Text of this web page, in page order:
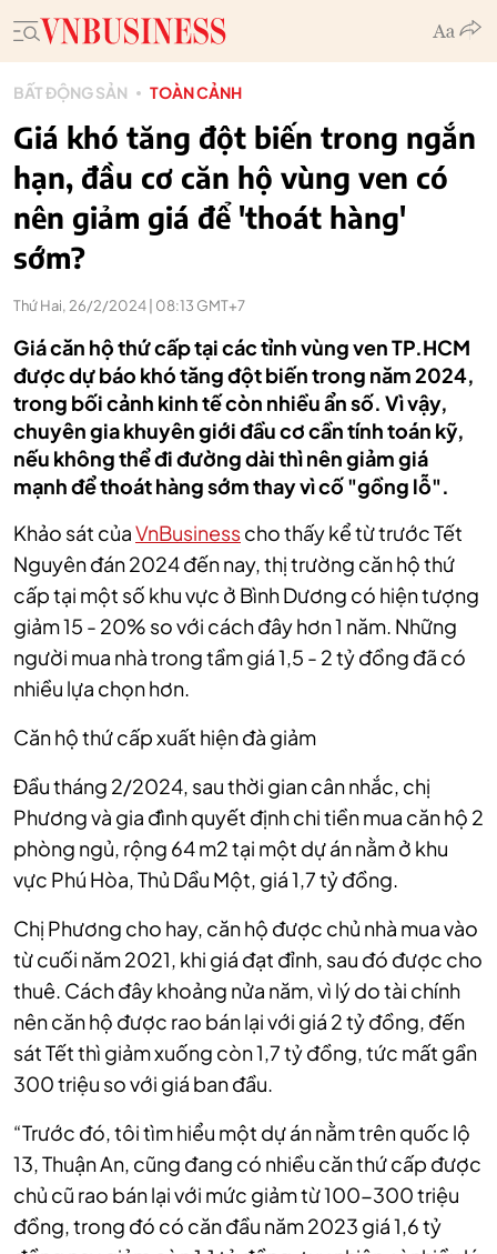
BẤT ĐỘNG SẢN TOÀN CẢNH
Giá khó tăng đột biến trong ngắn
hạn, đầu cơ căn hộ vùng ven có
nên giảm giá để 'thoát hàng'
sớm?
Thứ Hai, 26/2/2024 | 08:13 GMT+7
Giá căn hộ thứ cấp tại các tỉnh vùng ven TP.HCM
được dự báo khó tăng đột biến trong năm 2024,
trong bối cảnh kinh tế còn nhiều ẩn số. Vì vậy,
chuyên gia khuyên giới đầu cơ cần tính toán kỹ,
nếu không thể đi đường dài thì nên giảm giá
mạnh để thoát hàng sớm thay vì cố "gồng lỗ".
Khảo sát củaVnBusinesscho thấy kể từ trước Tết
Nguyên đán 2024 đến nay, thị trường căn hộ thứ
cấp tại một số khu vực ở Bình Dương có hiện tượng
giảm 15 - 20% so với cách đây hơn 1 năm. Những
người mua nhà trong tầm giá 1,5 - 2 tỷ đồng đã có
nhiều lựa chọn hơn.
Căn hộ thứ cấp xuất hiện đà giảm
Đầu tháng 2/2024, sau thời gian cân nhắc, chị
Phương và gia đình quyết định chi tiền mua căn hộ 2
phòng ngủ, rộng 64 m2 tại một dự án nằm ở khu
vực Phú Hòa, Thủ Dầu Một, giá 1,7 tỷ đồng.
Chị Phương cho hay, căn hộ được chủ nhà mua vào
từ cuối năm 2021, khi giá đạt đỉnh, sau đó được cho
thuê. Cách đây khoảng nửa năm, vì lý do tài chính
nên căn hộ được rao bán lại với giá 2 tỷ đồng, đến
sát Tết thì giảm xuống còn 1,7 tỷ đồng, tức mất gần
300 triệu so với giá ban đầu.
“Trước đó, tôi tìm hiểu một dự án nằm trên quốc lộ
13, Thuận An, cũng đang có nhiều căn thứ cấp được
chủ cũ rao bán lại với mức giảm từ 100-300 triệu
đồng, trong đó có căn đầu năm 2023 giá 1,6 tỷ